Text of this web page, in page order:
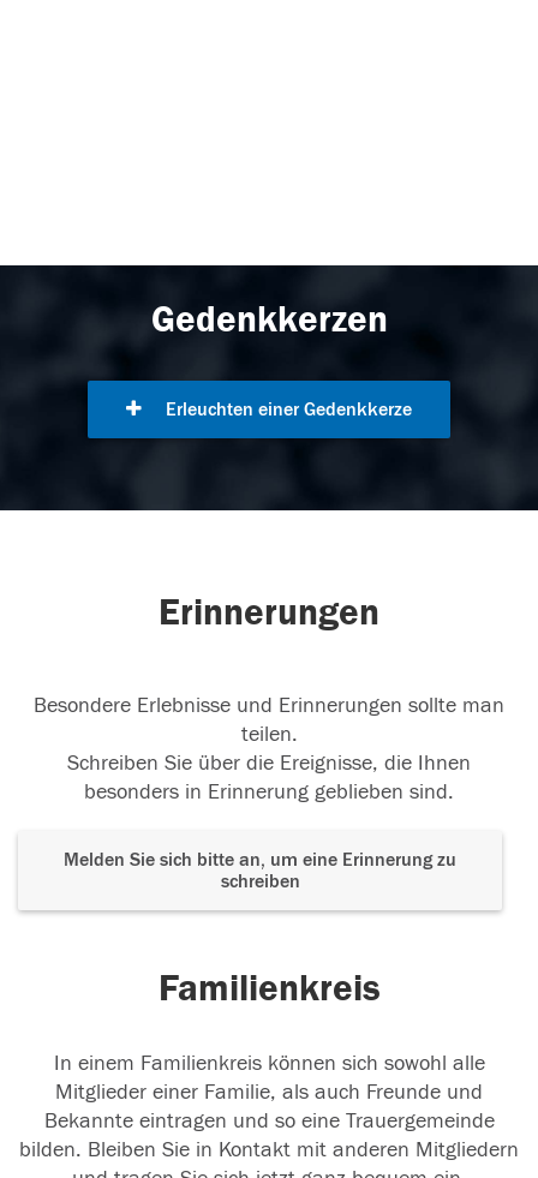
Gedenkkerzen
Erleuchten einer Gedenkkerze
Erinnerungen
Besondere Erlebnisse und Erinnerungen sollte man
teilen.
Schreiben Sie über die Ereignisse, die Ihnen
besonders in Erinnerung geblieben sind.
Melden Sie sich bitte an, um eine Erinnerung zu
schreiben
Familienkreis
In einem Familienkreis können sich sowohl alle
Mitglieder einer Familie, als auch Freunde und
Bekannte eintragen und so eine Trauergemeinde
bilden. Bleiben Sie in Kontakt mit anderen Mitgliedern